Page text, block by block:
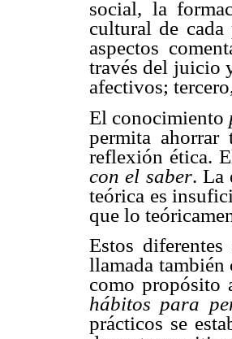
social, la
cultural de
aspectos
través del juicio
afectivos;
El conocimiento
permita
reflexión ética.
con el saber. La
teórica es
que lo
Estos
llamada también
como propósito
hábitos para
prácticos se